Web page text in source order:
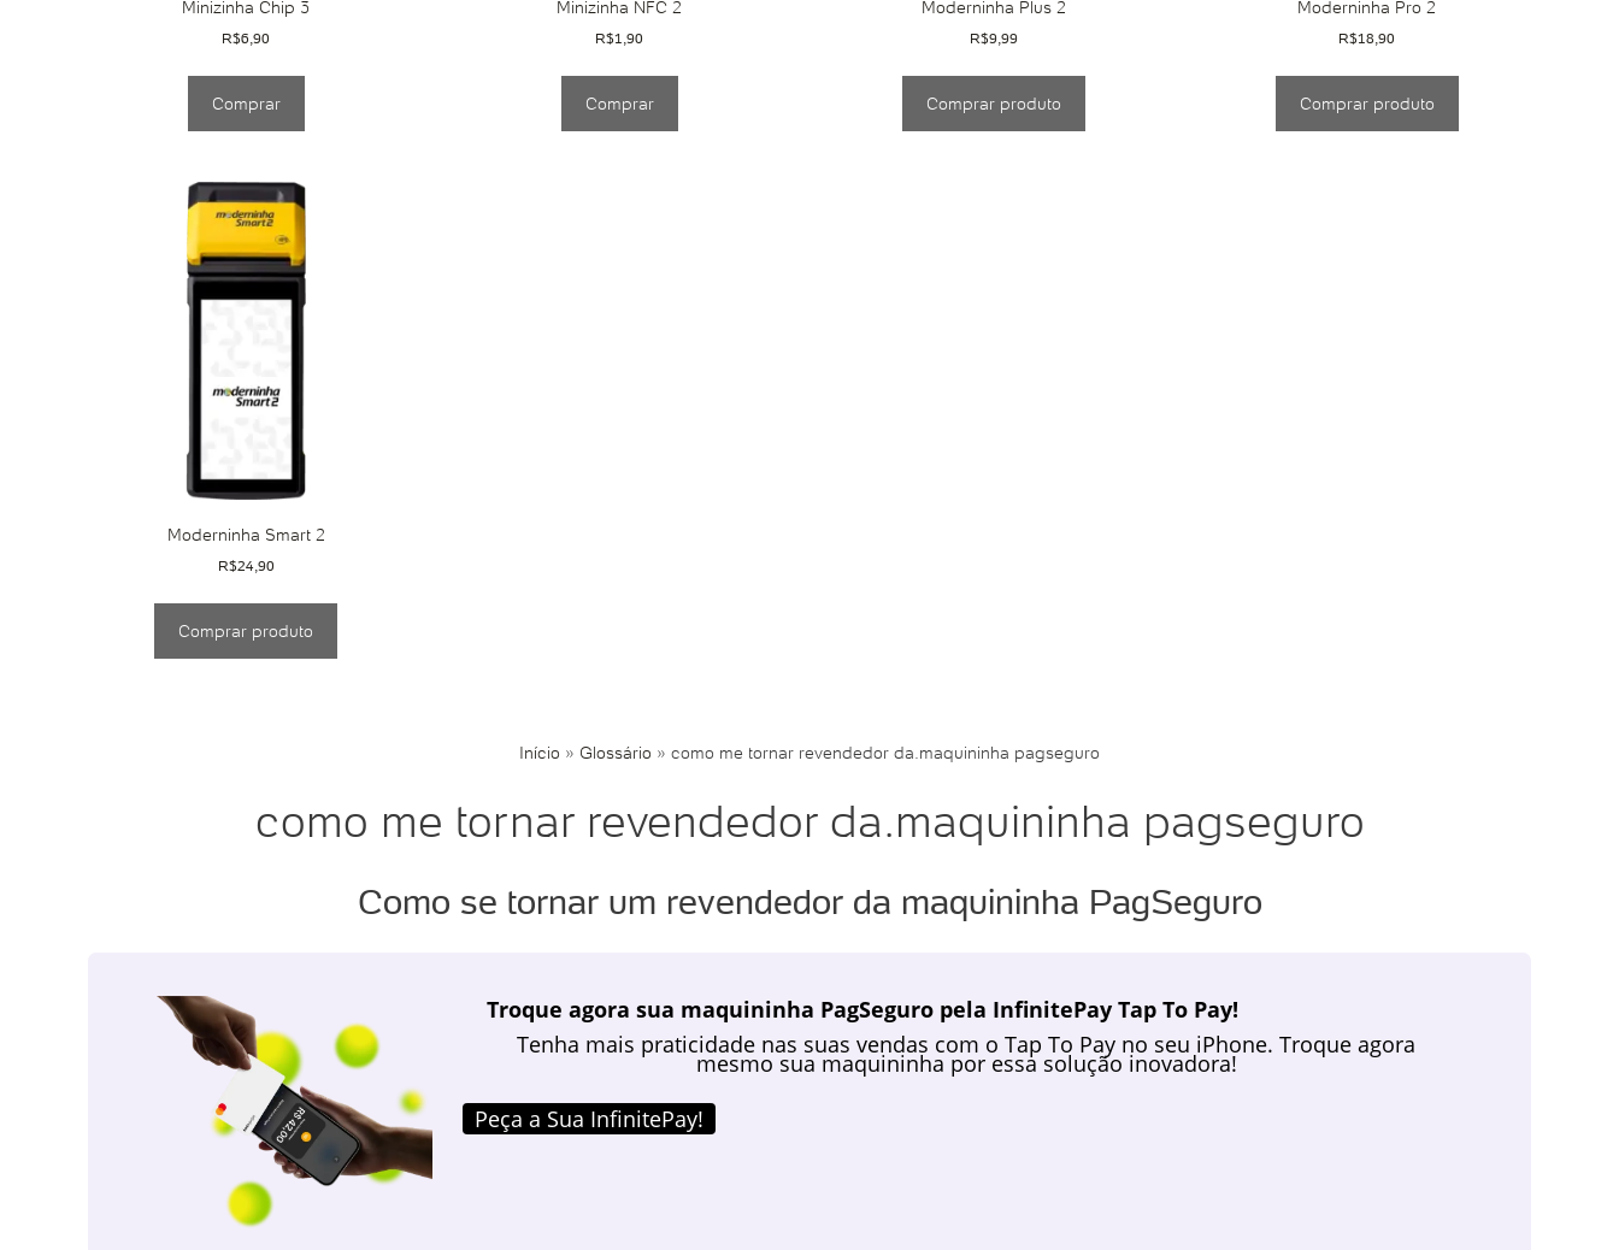
Minizinha Chip 3
R$6,90
Comprar
Minizinha NFC 2
R$1,90
Comprar
Moderninha Plus 2
R$9,99
Comprar produto
Moderninha Pro 2
R$18,90
Comprar produto
Moderninha Smart 2
R$24,90
Comprar produto
Início » Glossário » como me tornar revendedor da.maquininha pagseguro
como me tornar revendedor da.maquininha pagseguro
Como se tornar um revendedor da maquininha PagSeguro
Troque agora sua maquininha PagSeguro pela InfinitePay Tap To Pay!
Tenha mais praticidade nas suas vendas com o Tap To Pay no seu iPhone. Troque agora
mesmo sua maquininha por essa solução inovadora!
Peça a Sua InfinitePay!